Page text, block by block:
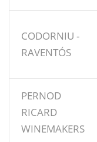
CODORNIU -
RAVENTÓS
PERNOD
RICARD
WINEMAKERS